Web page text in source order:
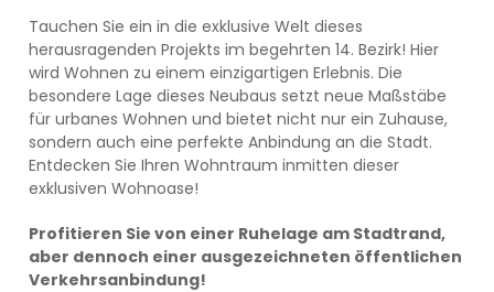
Tauchen Sie ein in die exklusive Welt dieses
herausragenden Projekts im begehrten 14. Bezirk! Hier
wird Wohnen zu einem einzigartigen Erlebnis. Die
besondere Lage dieses Neubaus setzt neue Maßstäbe
für urbanes Wohnen und bietet nicht nur ein Zuhause,
sondern auch eine perfekte Anbindung an die Stadt.
Entdecken Sie Ihren Wohntraum inmitten dieser
exklusiven Wohnoase!
Profitieren Sie von einer Ruhelage am Stadtrand,
aber dennoch einer ausgezeichneten öffentlichen
Verkehrsanbindung!